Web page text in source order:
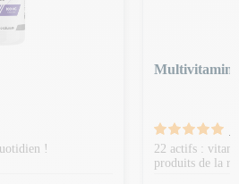
!
22 actifs :
produits de la